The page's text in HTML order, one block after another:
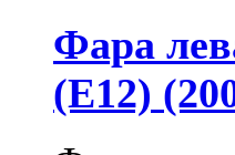
Фара
(E12)